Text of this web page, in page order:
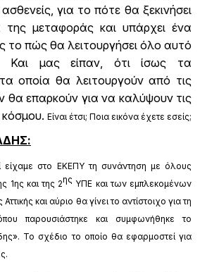
για το πότε θα ξεκινήσει
της μεταφοράς και υπάρχει ένα
το πώς θα λειτουργήσει όλο αυτό
Και μας είπαν, ότι ίσως τα
οποία θα λειτουργούν από τις
θα επαρκούν για να καλύψουν τις
Είναι έτσι; Ποια εικόνα έχετε εσείς;
είχαμε στο ΕΚΕΠΥ τη συνάντηση με όλους
1ης και της 2ης ΥΠΕ και των εμπλεκομένων
και αύριο θα γίνει το αντίστοιχο για τη
παρουσιάστηκε και συμφωνήθηκε το
Το σχέδιο το οποίο θα εφαρμοστεί για